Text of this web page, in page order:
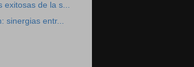
exitosas de la s...
sinergias entr...